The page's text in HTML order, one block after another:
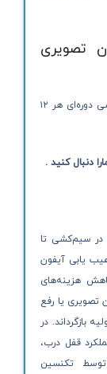
تصویری
برای جلوگیری از خرابی‌های ناگهانی، سرویس و بررسی دوره‌ای هر ۱۲
دنبال کنید .
در سیم‌کشی تا
یابی آیفون
هزینه‌های
تصویری یا رفع
بازگرداند. در
قفل درب،
تکنسین